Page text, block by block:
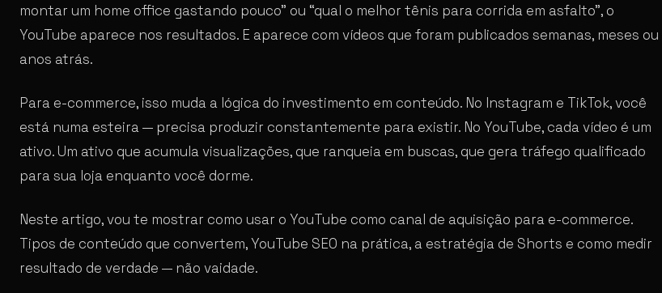
montar um home office gastando pouco” ou “qual o melhor tênis para corrida em asfalto”, o
YouTube aparece nos resultados. E aparece com vídeos que foram publicados semanas, meses ou
anos atrás.
Para e-commerce, isso muda a lógica do investimento em conteúdo. No Instagram e TikTok, você
está numa esteira — precisa produzir constantemente para existir. No YouTube, cada vídeo é um
ativo. Um ativo que acumula visualizações, que ranqueia em buscas, que gera tráfego qualificado
para sua loja enquanto você dorme.
Neste artigo, vou te mostrar como usar o YouTube como canal de aquisição para e-commerce.
Tipos de conteúdo que convertem, YouTube SEO na prática, a estratégia de Shorts e como medir
resultado de verdade — não vaidade.